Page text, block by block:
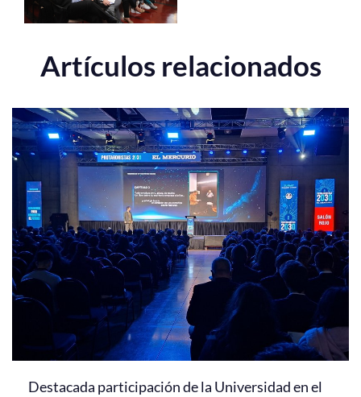
Artículos relacionados
Destacada participación de la Universidad en el